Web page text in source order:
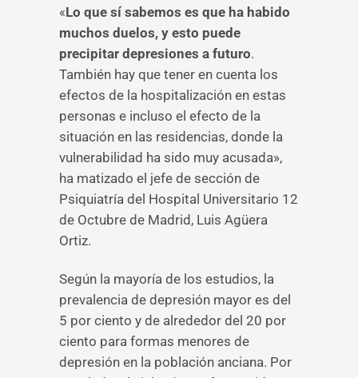
«Lo que sí sabemos es que ha habido
muchos duelos, y esto puede
precipitar depresiones a futuro.
También hay que tener en cuenta los
efectos de la hospitalización en estas
personas e incluso el efecto de la
situación en las residencias, donde la
vulnerabilidad ha sido muy acusada»,
ha matizado el jefe de sección de
Psiquiatría del Hospital Universitario 12
de Octubre de Madrid, Luis Agüera
Ortiz.
Según la mayoría de los estudios, la
prevalencia de depresión mayor es del
5 por ciento y de alrededor del 20 por
ciento para formas menores de
depresión en la población anciana. Por